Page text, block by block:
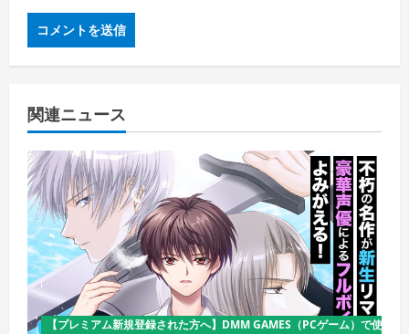
関連ニュース
【プレミアム新規登録された方へ】DMM GAMES（PCゲーム）で使え